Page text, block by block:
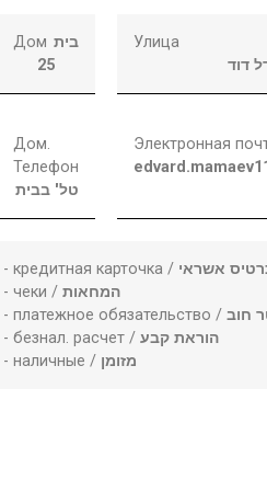
Дом בית
25
Улица
דוד
Дом.
Телефон
טל' בבית
Электронная
- кредитная карточка / אשראי
- чеки /המחאות
- платежное обязательство /חוב
- безнал. расчет /הוראת קבע
- наличные / מזומן